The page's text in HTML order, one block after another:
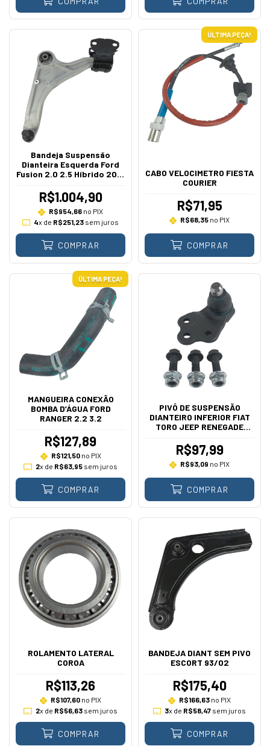
Bandeja Suspensão
Dianteira Esquerda Ford
Fusion 2.0 2.5 Híbrido 2012
R$1.004,90
R$954,66 no PIX
4x de R$251,23 sem juros
COMPRAR
ÚLTIMA PEÇA!
CABO VELOCIMETRO FIESTA
COURIER
R$71,95
R$68,35 no PIX
COMPRAR
ÚLTIMA PEÇA!
MANGUEIRA CONEXÃO
BOMBA D’ÁGUA FORD
RANGER 2.2 3.2
R$127,89
R$121,50no PIX
2x de R$63,95sem juros
COMPRAR
PIVÔ DE SUSPENSÃO
DIANTEIRO INFERIOR FIAT
TORO JEEP RENEGADE
R$97,99
R$93,09 no PIX
COMPRAR
ROLAMENTO LATERAL
COROA
R$113,26
R$107,60 no PIX
2x de R$56,63sem juros
COMPRAR
BANDEJA DIANT SEM PIVO
ESCORT 93/02
R$175,40
R$166,63 no PIX
3x de R$58,47 sem juros
COMPRAR